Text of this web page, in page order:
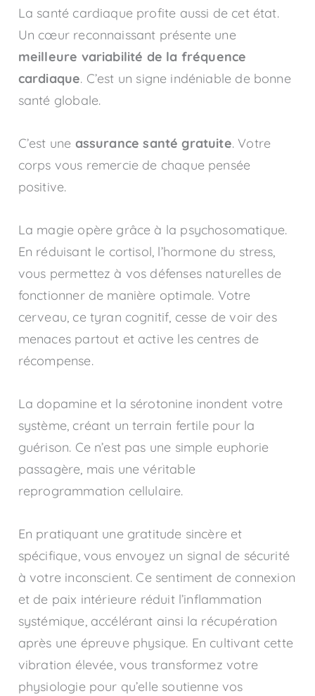
La santé cardiaque profite aussi de cet état.
Un cœur reconnaissant présente une
meilleure variabilité de la fréquence
cardiaque. C’est un signe indéniable de bonne
santé globale.
C’est une assurance santé gratuite. Votre
corps vous remercie de chaque pensée
positive.
La magie opère grâce à la psychosomatique.
En réduisant le cortisol, l’hormone du stress,
vous permettez à vos défenses naturelles de
fonctionner de manière optimale. Votre
cerveau, ce tyran cognitif, cesse de voir des
menaces partout et active les centres de
récompense.
La dopamine et la sérotonine inondent votre
système, créant un terrain fertile pour la
guérison. Ce n’est pas une simple euphorie
passagère, mais une véritable
reprogrammation cellulaire.
En pratiquant une gratitude sincère et
spécifique, vous envoyez un signal de sécurité
à votre inconscient. Ce sentiment de connexion
et de paix intérieure réduit l’inflammation
systémique, accélérant ainsi la récupération
après une épreuve physique. En cultivant cette
vibration élevée, vous transformez votre
physiologie pour qu’elle soutienne vos